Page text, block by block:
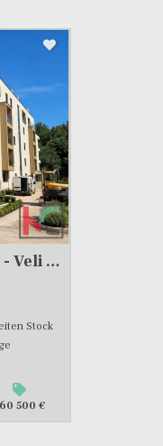
Wohnung, 81 m2, Verkauf, Pula - Veli vrh
Stock
500 €